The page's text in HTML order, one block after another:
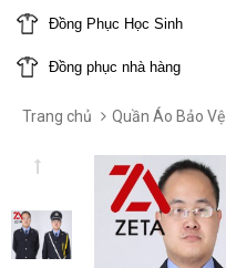
Đồng Phục Học Sinh
Đồng phục nhà hàng
Trang chủ Quần Áo Bảo Vệ